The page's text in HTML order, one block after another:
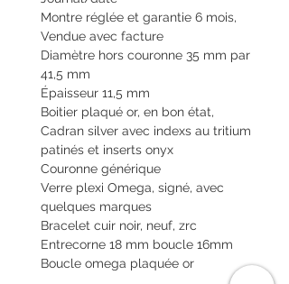
Montre réglée et garantie 6 mois,
Vendue avec facture
Diamètre hors couronne 35 mm par
41,5 mm
Épaisseur 11,5 mm
Boitier plaqué or, en bon état,
Cadran silver avec indexs au tritium
patinés et inserts onyx
Couronne générique
Verre plexi Omega, signé, avec
quelques marques
Bracelet cuir noir, neuf, zrc
Entrecorne 18 mm boucle 16mm
Boucle omega plaquée or